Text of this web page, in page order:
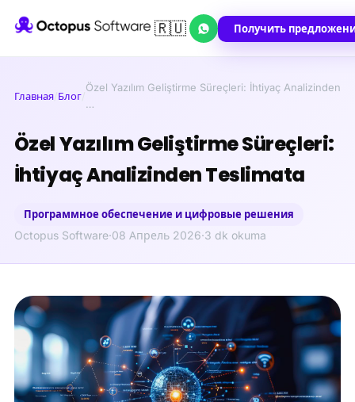
🇷🇺 Получить
Главная/Блог/
Özel Yazılım Geliştirme Süreçleri: İhtiyaç Analizinden
…
Özel Yazılım Geliştirme Süreçleri:
İhtiyaç Analizinden Teslimata
Программное обеспечение и цифровые решения
Octopus Software·08 Апрель 2026·3 dk okuma